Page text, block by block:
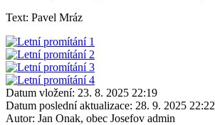
Text: Pavel Mráz
Datum vložení: 23. 8. 2025 22:19
Datum poslední aktualizace: 28. 9. 2025 22:22
Autor: Jan Onak, obec Josefov admin